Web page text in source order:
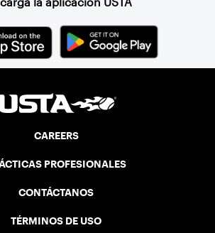
CAREERS
PROFESIONALES
CONTÁCTANOS
TÉRMINOS DE USO